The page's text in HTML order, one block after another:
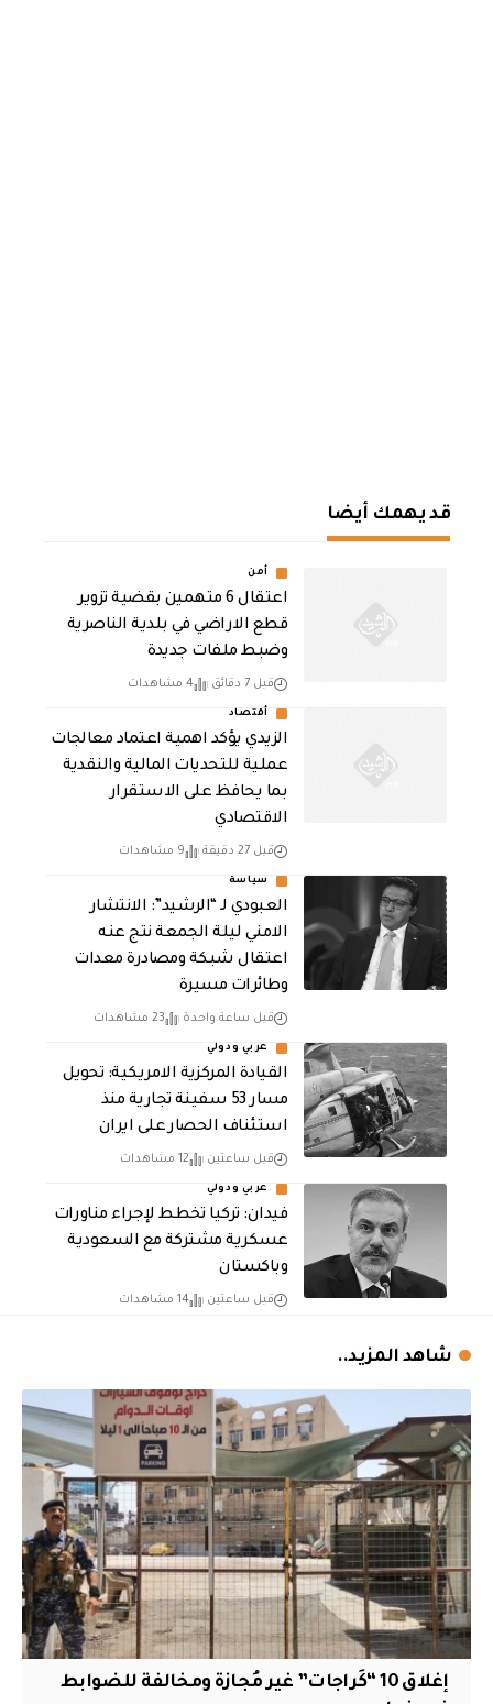
قد يهمك أيضا
أمن
اعتقال 6 متهمين بقضية تزوير
قطع الاراضي في بلدية الناصرية
وضبط ملفات جديدة
قبل 7 دقائق 4 مشاهدات
أقتصاد
الزيدي يؤكد اهمية اعتماد معالجات
عملية للتحديات المالية والنقدية
بما يحافظ على الاستقرار
الاقتصادي
قبل 27 دقيقة 9 مشاهدات
سياسة
العبودي لـ “الرشيد”: الانتشار
الامني ليلة الجمعة نتج عنه
اعتقال شبكة ومصادرة معدات
وطائرات مسيرة
قبل ساعة واحدة 23 مشاهدات
عربي ودولي
القيادة المركزية الامريكية: تحويل
مسار 53 سفينة تجارية منذ
استئناف الحصار على ايران
قبل ساعتين 12 مشاهدات
عربي ودولي
فيدان: تركيا تخطط لإجراء مناورات
عسكرية مشتركة مع السعودية
وباكستان
قبل ساعتين 14 مشاهدات
شاهد المزيد..
إغلاق 10 “كَراجات” غير مُجازة ومخالفة للضوابط